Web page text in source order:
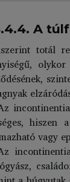
A
totál
hiszen
vagy